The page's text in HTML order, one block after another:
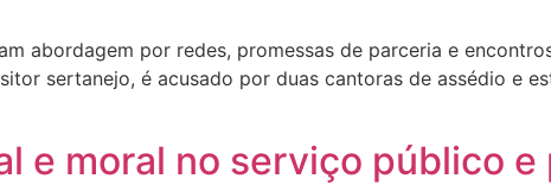
abordagem por redes, promessas de parceria e
sertanejo, é acusado por duas cantoras de assédio e
e moral no serviço público e